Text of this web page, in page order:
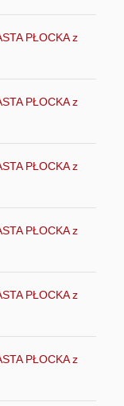
PŁOCKA z
PŁOCKA z
PŁOCKA z
PŁOCKA z
PŁOCKA z
PŁOCKA z